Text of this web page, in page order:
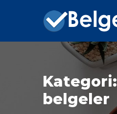
Kategori:
belgeler